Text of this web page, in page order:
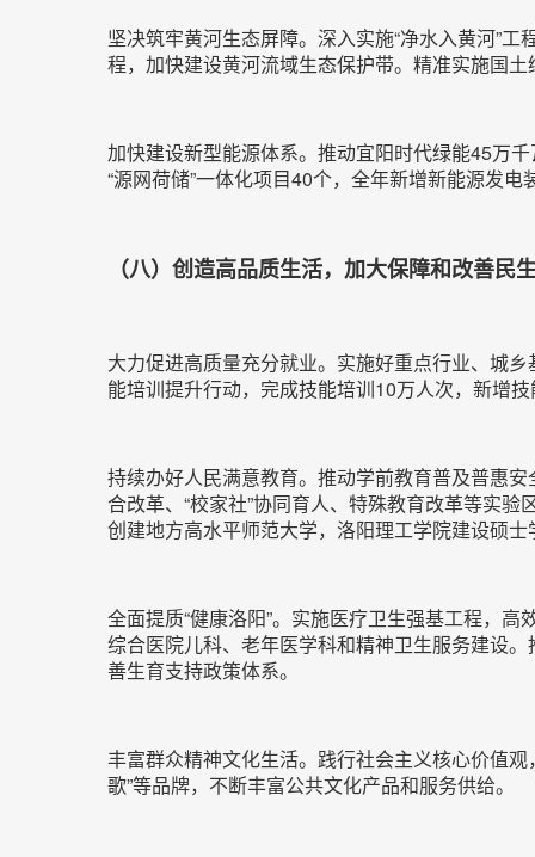
坚决筑牢黄河生态屏障。深入实施“净水入黄河”
程，加快建设黄河流域生态保护带。精准实施国
加快建设新型能源体系。推动宜阳时代绿能45万
“源网荷储”一体化项目40个，全年新增新能源发
（八）创造高品质生活，加大保障和改善民
大力促进高质量充分就业。实施好重点行业、城
能培训提升行动，完成技能培训10万人次，新增
持续办好人民满意教育。推动学前教育普及普惠
合改革、“校家社”协同育人、特殊教育改革等实
创建地方高水平师范大学，洛阳理工学院建设硕
全面提质“健康洛阳”。实施医疗卫生强基工程，
综合医院儿科、老年医学科和精神卫生服务建设
善生育支持政策体系。
丰富群众精神文化生活。践行社会主义核心价值
歌”等品牌，不断丰富公共文化产品和服务供给。